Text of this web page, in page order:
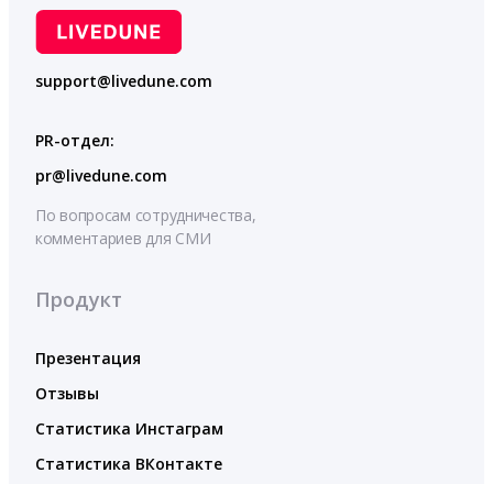
support@livedune.com
PR-отдел:
pr@livedune.com
По вопросам сотрудничества,
комментариев для СМИ
Продукт
Презентация
Отзывы
Статистика Инстаграм
Статистика ВКонтакте